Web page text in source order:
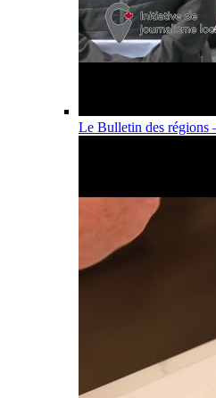
Le Bulletin des régions